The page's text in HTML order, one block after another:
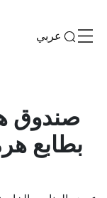
عربي
صندوق
بطابع